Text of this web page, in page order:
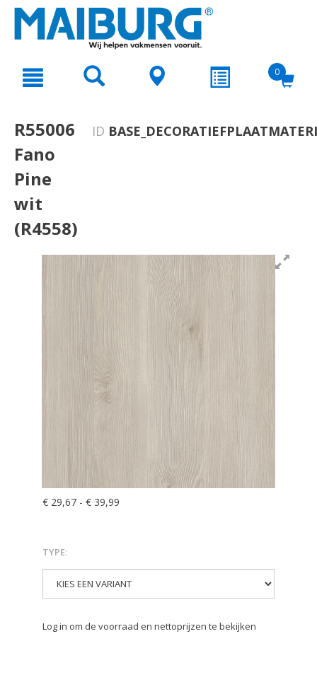
text.skipToNavigation
0
R55006
Fano
Pine
wit
(R4558)
ID
€ 29,67 - € 39,99
TYPE:
Log in om de voorraad en nettoprijzen te bekijken